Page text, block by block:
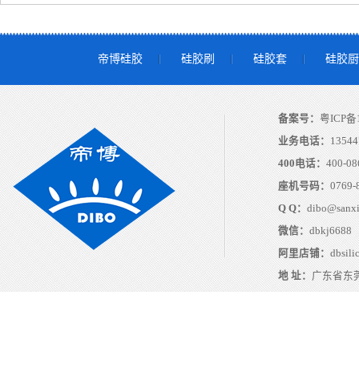
帝博硅胶 硅胶刷 硅胶套 硅胶
备案号： 粤ICP
业务电话：
400电话： 400-
座机号码：0769-
Q Q：
微信：dbkj6688
阿里店铺：
地 址： 广东省东